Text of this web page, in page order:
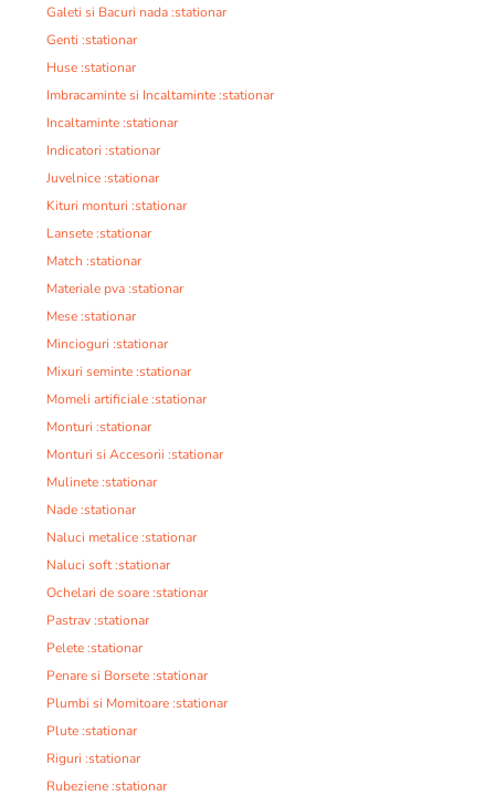
Galeti si Bacuri nada :stationar
Genti :stationar
Huse :stationar
Imbracaminte si Incaltaminte :stationar
Incaltaminte :stationar
Indicatori :stationar
Juvelnice :stationar
Kituri monturi :stationar
Lansete :stationar
Match :stationar
Materiale pva :stationar
Mese :stationar
Mincioguri :stationar
Mixuri seminte :stationar
Momeli artificiale :stationar
Monturi :stationar
Monturi si Accesorii :stationar
Mulinete :stationar
Nade :stationar
Naluci metalice :stationar
Naluci soft :stationar
Ochelari de soare :stationar
Pastrav :stationar
Pelete :stationar
Penare si Borsete :stationar
Plumbi si Momitoare :stationar
Plute :stationar
Riguri :stationar
Rubeziene :stationar